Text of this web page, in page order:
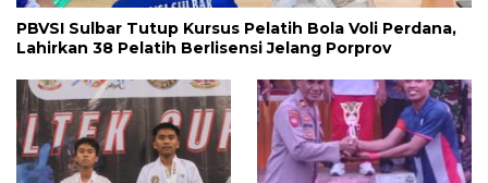
PBVSI Sulbar Tutup Kursus Pelatih Bola Voli Perdana,
Lahirkan 38 Pelatih Berlisensi Jelang Porprov